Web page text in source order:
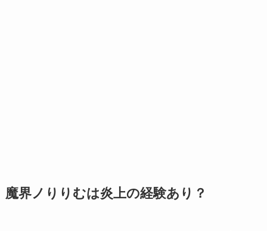
魔界ノりりむは炎上の経験あり？